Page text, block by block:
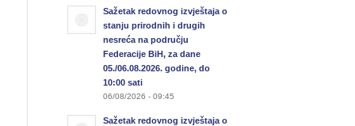
Sažetak redovnog izvještaja o
stanju prirodnih i drugih
nesreća na području
Federacije BiH, za dane
05./06.08.2026. godine, do
10:00 sati
06/08/2026 - 09:45
Sažetak redovnog izvještaja o